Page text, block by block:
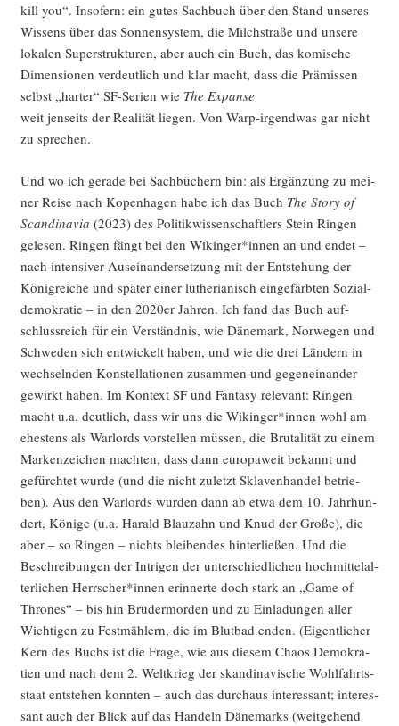
kill you“. Inso­fern: ein gutes Sach­buch über den Stand unse­res
Wis­sens über das Son­nen­sys­tem, die Milch­stra­ße und unse­re
loka­len Super­struk­tu­ren, aber auch ein Buch, das komi­sche
Dimen­sio­nen ver­deut­lich und klar macht, dass die Prä­mis­sen
selbst „har­ter“ SF-Seri­en wie The Expan­se
weit jen­seits der Rea­li­tät lie­gen. Von Warp-irgend­was gar nicht
zu sprechen.
Und wo ich gera­de bei Sach­bü­chern bin: als Ergän­zung zu mei­
ner Rei­se nach Kopen­ha­gen habe ich das Buch The Sto­ry of
Scan­di­na­via (2023) des Poli­tik­wis­sen­schaft­lers Stein Rin­gen
gele­sen. Rin­gen fängt bei den Wikinger*innen an und endet –
nach inten­si­ver Aus­ein­an­der­set­zung mit der Ent­ste­hung der
König­rei­che und spä­ter einer luthe­ria­nisch ein­ge­färb­ten Sozi­al­
de­mo­kra­tie – in den 2020er Jah­ren. Ich fand das Buch auf­
schluss­reich für ein Ver­ständ­nis, wie Däne­mark, Nor­we­gen und
Schwe­den sich ent­wi­ckelt haben, und wie die drei Län­dern in
wech­seln­den Kon­stel­la­tio­nen zusam­men und gegen­ein­an­der
gewirkt haben. Im Kon­text SF und Fan­ta­sy rele­vant: Rin­gen
macht u.a. deut­lich, dass wir uns die Wikinger*innen wohl am
ehes­tens als War­lords vor­stel­len müs­sen, die Bru­ta­li­tät zu einem
Mar­ken­zei­chen mach­ten, dass dann euro­pa­weit bekannt und
gefürch­tet wur­de (und die nicht zuletzt Skla­ven­han­del betrie­
ben). Aus den War­lords wur­den dann ab etwa dem 10. Jahr­hun­
dert, Köni­ge (u.a. Harald Blau­zahn und Knud der Gro­ße), die
aber – so Rin­gen – nichts blei­ben­des hin­ter­lie­ßen. Und die
Beschrei­bun­gen der Intri­gen der unter­schied­li­chen hoch­mit­tel­al­
ter­li­chen Herrscher*innen erin­ner­te doch stark an „Game of
Thro­nes“ – bis hin Bru­der­mor­den und zu Ein­la­dun­gen aller
Wich­ti­gen zu Fest­mäh­lern, die im Blut­bad enden. (Eigent­li­cher
Kern des Buchs ist die Fra­ge, wie aus die­sem Cha­os Demo­kra­
tien und nach dem 2. Welt­krieg der skan­di­na­vi­sche Wohl­fahrts­
staat ent­ste­hen konn­ten – auch das durch­aus inter­es­sant; inter­es­
sant auch der Blick auf das Han­deln Däne­marks (weit­ge­hend